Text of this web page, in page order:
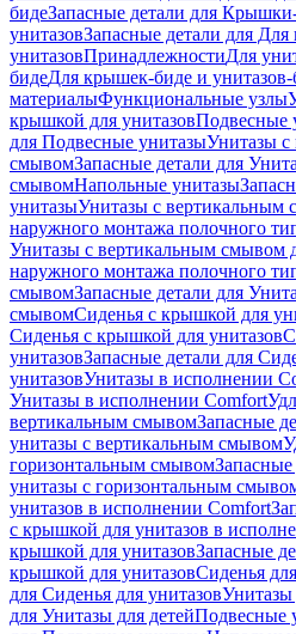
бидеЗапасные детали для
унитазовЗапасные детали для Для
унитазовПринадлежностиДля
бидеДля крышек-биде и унитазов-
материалыФункциональные узлы
крышкой для унитазовПодвесные
для Подвесные унитазыУнитазы с
смывомЗапасные детали для
смывомНапольные унитазы
унитазыУнитазы с вертикальным
наружного монтажа полочного
Унитазы с вертикальным смывом
наружного монтажа полочного
смывомЗапасные детали для
смывомСиденья с крышкой для
Сиденья с крышкой для унитазов
унитазовЗапасные детали для
унитазовУнитазы в исполнении
Унитазы в исполнении Comfort
вертикальным смывомЗапасные
унитазы с вертикальным смывом
горизонтальным смывом
унитазы с горизонтальным
унитазов в исполнении Comfort
с крышкой для унитазов в
крышкой для унитазовЗапасные
крышкой для унитазовСиденья
для Сиденья для унитазовУнитазы
для Унитазы для детейПодвесные